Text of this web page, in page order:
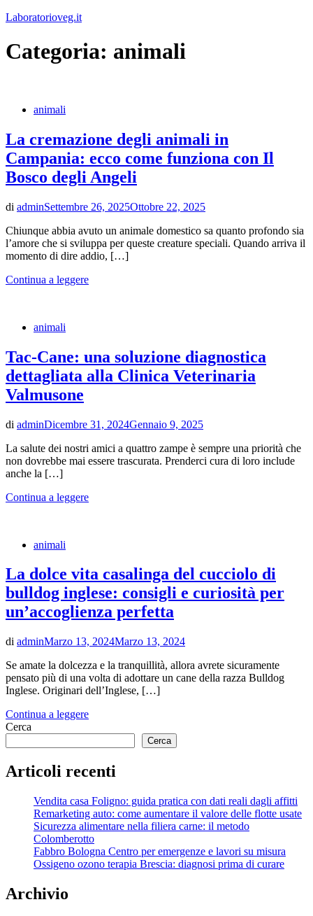
Vai
contenuto
Laboratorioveg.it
Categoria: animali
animali
La cremazione degli animali in
Campania: ecco come funziona con Il
Bosco degli Angeli
di adminSettembre 26, 2025Ottobre 22, 2025
Chiunque abbia avuto un animale domestico sa quanto profondo sia
l’amore che si sviluppa per queste creature speciali. Quando arriva il
momento di dire addio, […]
Continua a leggere
animali
Tac-Cane: una soluzione diagnostica
dettagliata alla Clinica Veterinaria
Valmusone
di adminDicembre 31, 2024Gennaio 9, 2025
La salute dei nostri amici a quattro zampe è sempre una priorità che
non dovrebbe mai essere trascurata. Prenderci cura di loro include
anche la […]
Continua a leggere
animali
La dolce vita casalinga del cucciolo di
bulldog inglese: consigli e curiosità per
un’accoglienza perfetta
di adminMarzo 13, 2024Marzo 13, 2024
Se amate la dolcezza e la tranquillità, allora avrete sicuramente
pensato più di una volta di adottare un cane della razza Bulldog
Inglese. Originari dell’Inglese, […]
Continua a leggere
Cerca
Cerca
Articoli recenti
Vendita casa Foligno: guida pratica con dati reali dagli affitti
Remarketing auto: come aumentare il valore delle flotte usate
Sicurezza alimentare nella filiera carne: il metodo
Colomberotto
Fabbro Bologna Centro per emergenze e lavori su misura
Ossigeno ozono terapia Brescia: diagnosi prima di curare
Archivio